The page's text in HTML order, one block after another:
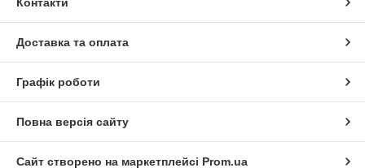
Доставка та оплата
Графік роботи
Повна версія сайту
Сайт створено на маркетплейсі Prom.ua